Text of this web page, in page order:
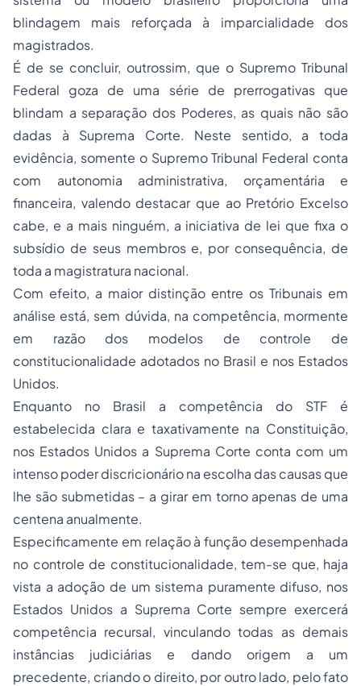
blindagem mais reforçada à imparcialidade dos
magistrados.
É de se concluir, outrossim, que o Supremo Tribunal
Federal goza de uma série de prerrogativas que
blindam a separação dos Poderes, as quais não são
dadas à Suprema Corte. Neste sentido, a toda
evidência, somente o Supremo Tribunal Federal conta
com autonomia administrativa, orçamentária e
financeira, valendo destacar que ao Pretório Excelso
cabe, e a mais ninguém, a iniciativa de lei que fixa o
subsídio de seus membros e, por consequência, de
toda a magistratura nacional.
Com efeito, a maior distinção entre os Tribunais em
análise está, sem dúvida, na competência, mormente
em razão dos modelos de controle de
constitucionalidade adotados no Brasil e nos Estados
Unidos.
Enquanto no Brasil a competência do STF é
estabelecida clara e taxativamente na Constituição,
nos Estados Unidos a Suprema Corte conta com um
intenso poder discricionário na escolha das causas que
lhe são submetidas – a girar em torno apenas de uma
centena anualmente.
Especificamente em relação à função desempenhada
no controle de constitucionalidade, tem-se que, haja
vista a adoção de um sistema puramente difuso, nos
Estados Unidos a Suprema Corte sempre exercerá
competência recursal, vinculando todas as demais
instâncias judiciárias e dando origem a um
precedente, criando o direito, por outro lado, pelo fato